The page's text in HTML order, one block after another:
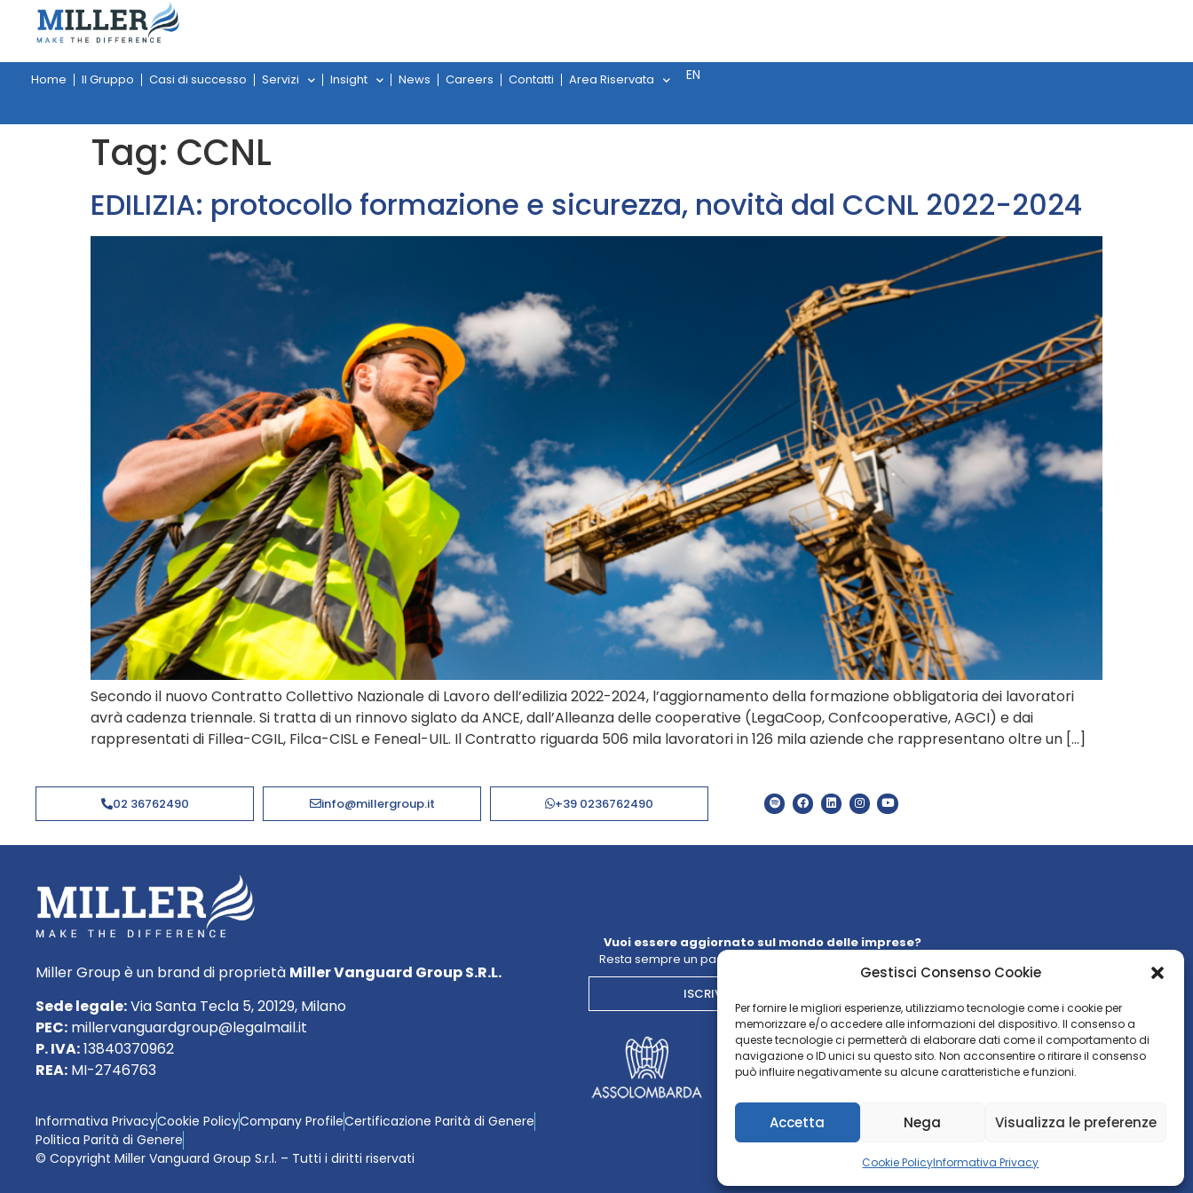
Gestisci Consenso Cookie
Per fornire le migliori esperienze, utilizziamo tecnologie come i cookie per
memorizzare e/o accedere alle informazioni del dispositivo. Il consenso a
queste tecnologie ci permetterà di elaborare dati come il comportamento di
navigazione o ID unici su questo sito. Non acconsentire o ritirare il consenso
può influire negativamente su alcune caratteristiche e funzioni.
Accetta Nega Visualizza le preferenze
Cookie PolicyInformativa Privacy
Home Il Gruppo Casi di successo Servizi Insight News Careers Contatti Area Riservata EN
Tag: CCNL
EDILIZIA: protocollo formazione e sicurezza, novità dal CCNL 2022-2024
Secondo il nuovo Contratto Collettivo Nazionale di Lavoro dell’edilizia 2022-2024, l’aggiornamento della formazione obbligatoria dei lavoratori
avrà cadenza triennale. Si tratta di un rinnovo siglato da ANCE, dall’Alleanza delle cooperative (LegaCoop, Confcooperative, AGCI) e dai
rappresentati di Fillea-CGIL, Filca-CISL e Feneal-UIL. Il Contratto riguarda 506 mila lavoratori in 126 mila aziende che rappresentano oltre un […]
02 36762490 info@millergroup.it +39 0236762490
Miller Group è un brand di proprietà Miller Vanguard Group S.R.L.
Sede legale:Via Santa Tecla 5, 20129, Milano
PEC: millervanguardgroup@legalmail.it
P. IVA:13840370962
REA: MI-2746763
Informativa PrivacyCookie PolicyCompany ProfileCertificazione Parità di Genere
Politica Parità di Genere
© Copyright Miller Vanguard Group S.r.l. – Tutti i diritti riservati
Vuoi essere aggiornato sul mondo delle imprese?
Resta sempre un passo avanti con la nostra
ISCRIVITI ALLA NEWSLETTER